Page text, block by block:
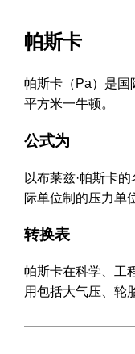
帕斯卡
帕斯卡（Pa）是国
平方米一牛顿。
公式为
以布莱兹·帕斯卡
际单位制的压力单
转换表
帕斯卡在科学、工
用包括大气压、轮